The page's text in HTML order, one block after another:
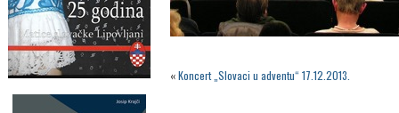
«Koncert „Slovaci u adventu“ 17.12.2013.